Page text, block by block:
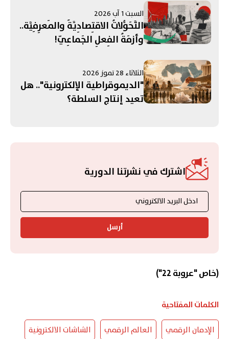
السبت 1 آب 2026
التَّحَوُّلاتُ الاقتِصادِيَّةُ والمَعرِفِيَّة..
وأزمَةُ الفِعلِ الجَماعِيّ!
الثلاثاء 28 تموز 2026
"الديموقراطية الإلكترونية".. هل
تعيد إنتاج السلطة؟
اشترك في نشرتنا الدورية
أرسل
(خاص "عروبة 22")
الكلمات المفتاحية
الإدمان الرقمي العالم الرقمي الشاشات الالكترونية